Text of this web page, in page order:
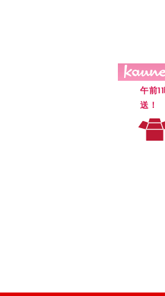
２穴リフィル
レターケース
ラベル類
メンディングテ
メッシュケー
ブックエンド
午前
送！